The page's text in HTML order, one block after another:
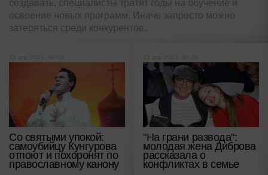
создавать, специалисты тратят годы на обучение и
освоение новых программ. Иначе запросто можно
затеряться среди конкурентов.
Со святыми упокой:
самоубийцу Кунгурова
отпоют и похоронят по
православному канону
"На грани развода":
молодая жена Диброва
рассказала о
конфликтах в семье